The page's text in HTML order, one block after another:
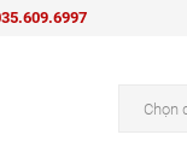
Chọn
Sino S18/2727V